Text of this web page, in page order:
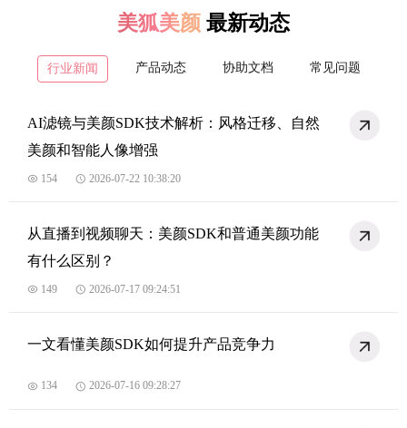
美狐美颜 最新动态
行业新闻 产品动态 协助文档 常见问题
AI滤镜与美颜SDK技术解析：风格迁移、自然
美颜和智能人像增强
154 2026-07-22 10:38:20
从直播到视频聊天：美颜SDK和普通美颜功能
有什么区别？
149 2026-07-17 09:24:51
一文看懂美颜SDK如何提升产品竞争力
134 2026-07-16 09:28:27